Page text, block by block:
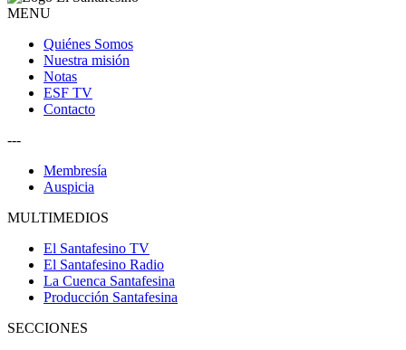
MENU
Quiénes Somos
Nuestra misión
Notas
ESF TV
Contacto
---
Membresía
Auspicia
MULTIMEDIOS
El Santafesino TV
El Santafesino Radio
La Cuenca Santafesina
Producción Santafesina
SECCIONES